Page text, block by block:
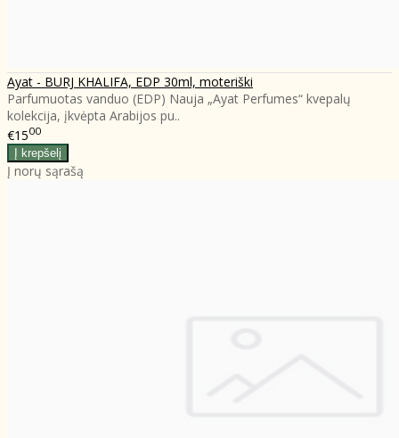
Ayat - BURJ KHALIFA, EDP 30ml, moteriški
Parfumuotas vanduo (EDP) Nauja „Ayat Perfumes“ kvepalų
kolekcija, įkvėpta Arabijos pu..
€1500
Į norų sąrašą